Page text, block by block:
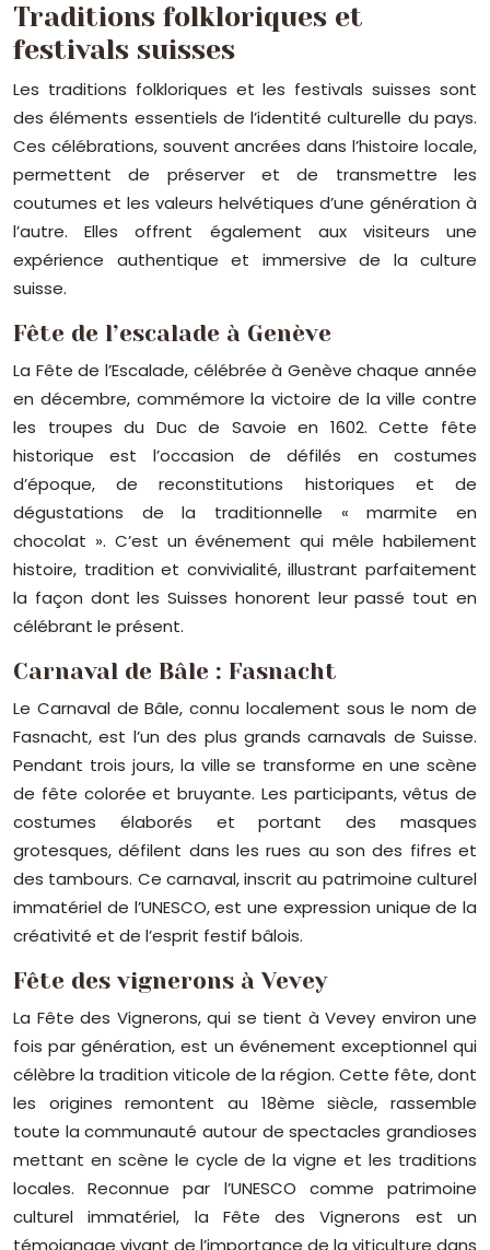
Traditions folkloriques et
festivals suisses
Les traditions folkloriques et les festivals suisses sont
des éléments essentiels de l’identité culturelle du pays.
Ces célébrations, souvent ancrées dans l’histoire locale,
permettent de préserver et de transmettre les
coutumes et les valeurs helvétiques d’une génération à
l’autre. Elles offrent également aux visiteurs une
expérience authentique et immersive de la culture
suisse.
Fête de l’escalade à Genève
La Fête de l’Escalade, célébrée à Genève chaque année
en décembre, commémore la victoire de la ville contre
les troupes du Duc de Savoie en 1602. Cette fête
historique est l’occasion de défilés en costumes
d’époque, de reconstitutions historiques et de
dégustations de la traditionnelle « marmite en
chocolat ». C’est un événement qui mêle habilement
histoire, tradition et convivialité, illustrant parfaitement
la façon dont les Suisses honorent leur passé tout en
célébrant le présent.
Carnaval de Bâle : Fasnacht
Le Carnaval de Bâle, connu localement sous le nom de
Fasnacht, est l’un des plus grands carnavals de Suisse.
Pendant trois jours, la ville se transforme en une scène
de fête colorée et bruyante. Les participants, vêtus de
costumes élaborés et portant des masques
grotesques, défilent dans les rues au son des fifres et
des tambours. Ce carnaval, inscrit au patrimoine culturel
immatériel de l’UNESCO, est une expression unique de la
créativité et de l’esprit festif bâlois.
Fête des vignerons à Vevey
La Fête des Vignerons, qui se tient à Vevey environ une
fois par génération, est un événement exceptionnel qui
célèbre la tradition viticole de la région. Cette fête, dont
les origines remontent au 18ème siècle, rassemble
toute la communauté autour de spectacles grandioses
mettant en scène le cycle de la vigne et les traditions
locales. Reconnue par l’UNESCO comme patrimoine
culturel immatériel, la Fête des Vignerons est un
témoignage vivant de l’importance de la viticulture dans